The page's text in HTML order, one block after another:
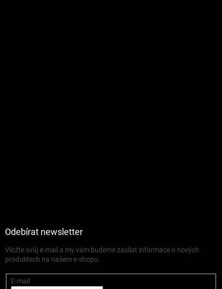
Odebírat newsletter
Vložte svůj e-mail a my vám budeme zasílat informace o nových
produktech na našem e-shopu.
E-mail